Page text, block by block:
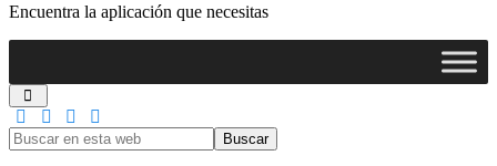
Encuentra la aplicación que necesitas
Buscar
en